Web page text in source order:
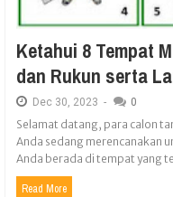
Ketahui 8 Tempat
dan Rukun serta
Dec 30, 2023 - 0
Selamat datang, para calon
Anda sedang merencanakan
Anda berada di tempat yang
Read More